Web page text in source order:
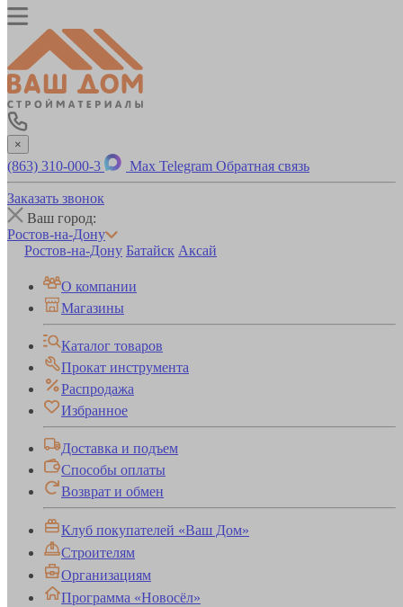
×
(863) 310-000-3 Max Telegram Обратная связь
Заказать звонок
Ваш город:
Ростов-на-Дону
Ростов-на-Дону Батайск Аксай
О компании
Магазины
Каталог товаров
Прокат инструмента
Распродажа
Избранное
Доставка и подъем
Способы оплаты
Возврат и обмен
Клуб покупателей «Ваш Дом»
Строителям
Организациям
Программа «Новосёл»